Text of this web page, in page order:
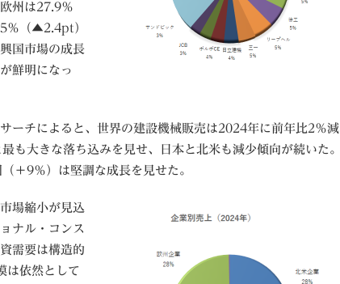
州は27.9％
％（▲2.4pt）
国市場の成長
鮮明になっ
ーチによると、世界の建設機械販売は2024年に前年比2％減
も大きな落ち込みを見せ、日本と北米も減少傾向が続いた。
＋9％）は堅調な成長を見せた。
場縮小が見込
ナル・コンス
需要は構造的
は依然として